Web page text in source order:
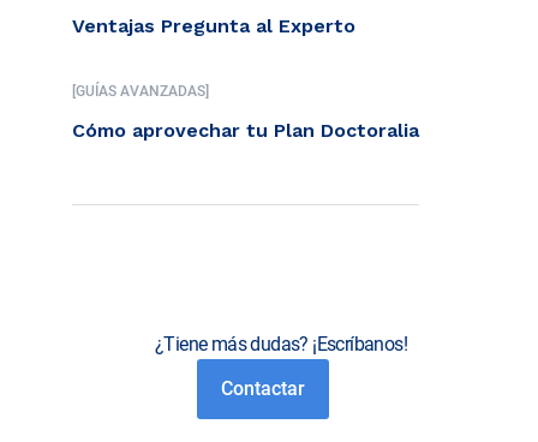
Ventajas Pregunta al Experto
[GUÍAS AVANZADAS]
Cómo aprovechar tu Plan Doctoralia
¿Tiene más dudas? ¡Escríbanos!
Contactar